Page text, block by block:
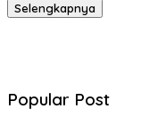
Selengkapnya
Popular Post